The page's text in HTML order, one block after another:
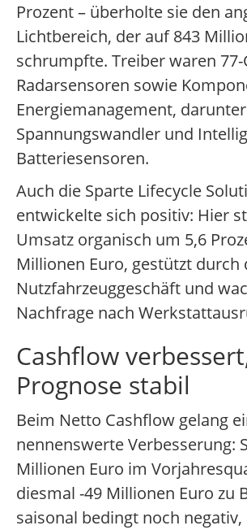
Prozent – überholte sie den
Lichtbereich, der auf 843
schrumpfte. Treiber waren 77-
Radarsensoren sowie
Energiemanagement,
Spannungswandler und
Batteriesensoren.
Auch die Sparte Lifecycle
entwickelte sich positiv: Hier
Umsatz organisch um 5,6
Millionen Euro, gestützt durch
Nutzfahrzeuggeschäft und
Nachfrage nach
Cashflow
Prognose stabil
Beim Netto Cashflow gelang
nennenswerte Verbesserung:
Millionen Euro im
diesmal -49 Millionen Euro zu
saisonal bedingt noch